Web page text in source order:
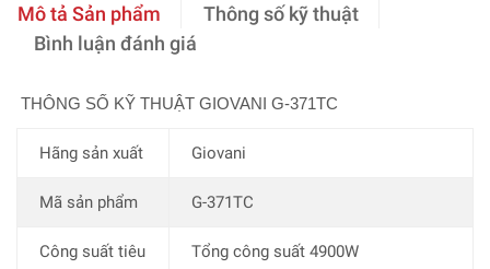
Mô tả Sản phẩm
Thông số kỹ thuật
Bình luận đánh giá
THÔNG SỐ KỸ THUẬT GIOVANI G-371TC
Hãng sản xuất Giovani
Mã sản phẩm G-371TC
Công suất tiêu
Tổng công suất 4900W